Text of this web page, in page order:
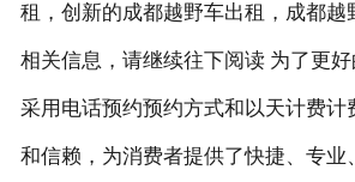
租，创新的成都越野车出租，成都越
相关信息，请继续往下阅读 为了更
采用电话预约预约方式和以天计费计
和信赖，为消费者提供了快捷、专业